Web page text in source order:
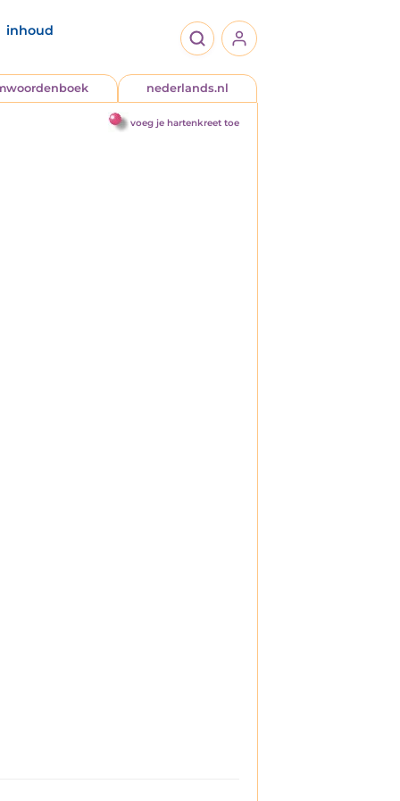
inhoud
nederlands.nl
voeg je hartenkreet toe